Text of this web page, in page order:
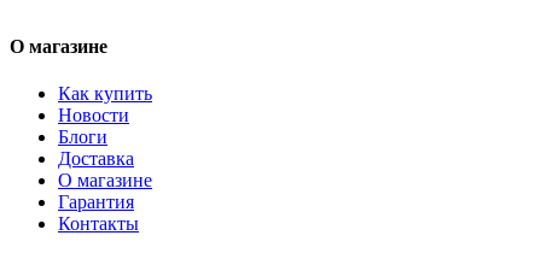
О магазине
Как купить
Новости
Блоги
Доставка
О магазине
Гарантия
Контакты